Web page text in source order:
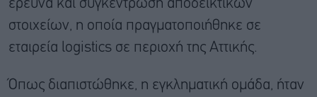
έρευνα και συγκέντρωση αποδεικτικών
στοιχείων, η οποία πραγματοποιήθηκε σε
εταιρεία logistics σε περιοχή της Αττικής.
Όπως διαπιστώθηκε, η εγκληματική ομάδα, ήταν